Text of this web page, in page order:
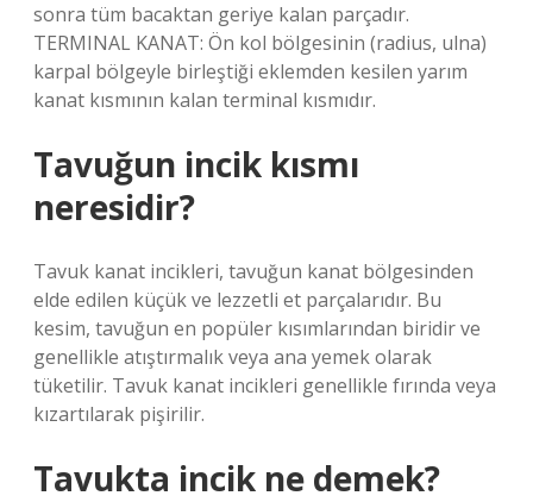
sonra tüm bacaktan geriye kalan parçadır.
TERMINAL KANAT: Ön kol bölgesinin (radius, ulna)
karpal bölgeyle birleştiği eklemden kesilen yarım
kanat kısmının kalan terminal kısmıdır.
Tavuğun incik kısmı
neresidir?
Tavuk kanat incikleri, tavuğun kanat bölgesinden
elde edilen küçük ve lezzetli et parçalarıdır. Bu
kesim, tavuğun en popüler kısımlarından biridir ve
genellikle atıştırmalık veya ana yemek olarak
tüketilir. Tavuk kanat incikleri genellikle fırında veya
kızartılarak pişirilir.
Tavukta incik ne demek?